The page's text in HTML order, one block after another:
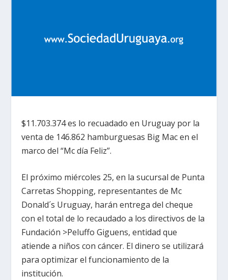
$11.703.374 es lo recuadado en Uruguay por la
venta de 146.862 hamburguesas Big Mac en el
marco del “Mc día Feliz”.
El próximo miércoles 25, en la sucursal de Punta
Carretas Shopping, representantes de Mc
Donald´s Uruguay, harán entrega del cheque
con el total de lo recaudado a los directivos de la
Fundación >Peluffo Giguens, entidad que
atiende a niños con cáncer. El dinero se utilizará
para optimizar el funcionamiento de la
institución.